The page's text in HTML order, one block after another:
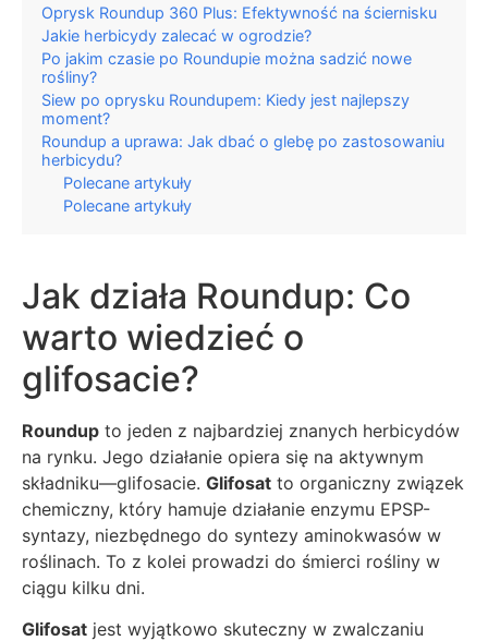
Oprysk Roundup 360 Plus: Efektywność na ściernisku
Jakie herbicydy zalecać w ogrodzie?
Po jakim czasie po Roundupie można sadzić nowe
rośliny?
Siew po oprysku Roundupem: Kiedy jest najlepszy
moment?
Roundup a uprawa: Jak dbać o glebę po zastosowaniu
herbicydu?
Polecane artykuły
Polecane artykuły
Jak działa Roundup: Co
warto wiedzieć o
glifosacie?
Roundup to jeden z najbardziej znanych herbicydów
na rynku. Jego działanie opiera się na aktywnym
składniku—glifosacie. Glifosat to organiczny związek
chemiczny, który hamuje działanie enzymu EPSP-
syntazy, niezbędnego do syntezy aminokwasów w
roślinach. To z kolei prowadzi do śmierci rośliny w
ciągu kilku dni.
Glifosat jest wyjątkowo skuteczny w zwalczaniu